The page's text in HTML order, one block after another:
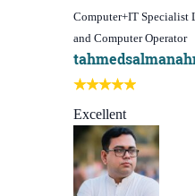
Computer+IT Specialist
and Computer Operator
Excellent